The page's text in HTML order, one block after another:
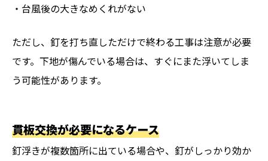
・台風後の大きなめくれがない
ただし、釘を打ち直しただけで終わる工事は注意が必要
です。下地が傷んでいる場合は、すぐにまた浮いてしま
う可能性があります。
貫板交換が必要になるケース
釘浮きが複数箇所に出ている場合や、釘がしっかり効か